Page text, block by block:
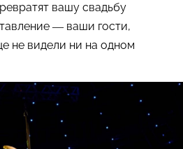
вашу свадьбу
— ваши гости,
не видели ни на одном